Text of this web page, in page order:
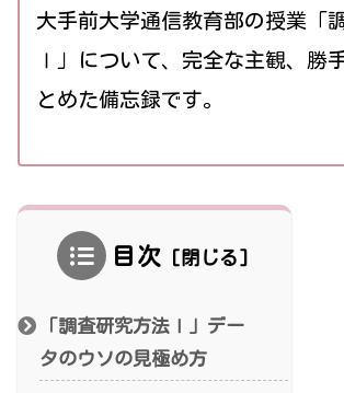
大手前大学通信教育部の授業「
Ⅰ」について、完全な主観、勝
とめた備忘録です。
目次
「調査研究方法Ⅰ」デー
タのウソの見極め方